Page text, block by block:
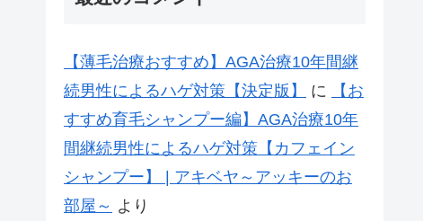
【薄毛治療おすすめ】AGA治療10年間継
続男性によるハゲ対策【決定版】
に
【お
すすめ育毛シャンプー編】AGA治療10年
間継続男性によるハゲ対策【カフェイン
シャンプー】 | アキベヤ～アッキーのお
部屋～ より